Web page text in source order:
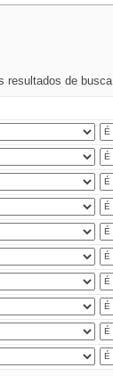
resultados de busca.